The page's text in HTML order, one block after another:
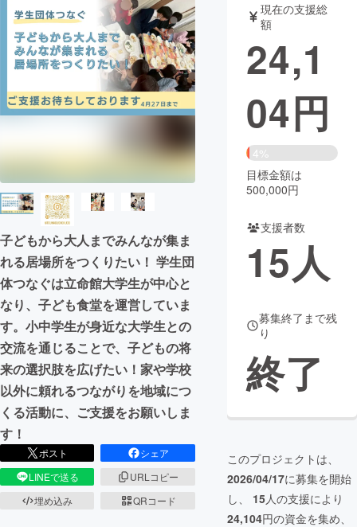
テクノロジー・ガジェット
映像・映画 書籍・雑誌
ビジネス・起業 チャレンジ
まちづくり・地域活性化
CAMPFIRE for Social Good
CAMPFIRE Creation
CAMPFIREふるさと納税
コミュニティ
子どもから大人までみんなが集ま
れる居場所をつくりたい！ 学生団
体つなぐは立命館大学生が中心と
なり、子ども食堂を運営していま
す。小中学生が身近な大学生との
交流を通じることで、子どもの将
来の選択肢を広げたい！家や学校
以外に頼れるつながりを地域につ
くる活動に、ご支援をお願いしま
す！
ポスト
シェア
LINEで送る
URLコピー
埋め込み
QRコード
現在の支援総
額
24,1
04円
4%
目標金額は
500,000円
支援者数
15人
募集終了まで残
り
終了
このプロジェクトは、
2026/04/17に募集を開始
し、 15人の支援により
24,104円の資金を集め、